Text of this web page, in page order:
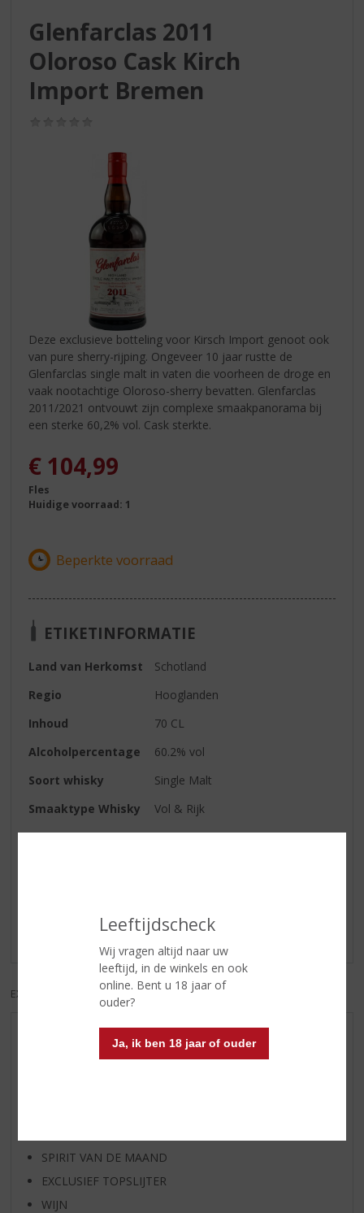
Leeftijdscheck
Wij vragen altijd naar uw
leeftijd, in de winkels en ook
online. Bent u 18 jaar of
ouder?
Ja, ik ben 18 jaar of ouder
Glenfarclas 2011
Oloroso Cask Kirch
Import Bremen
Deze exclusieve botteling voor Kirsch Import genoot ook
van pure sherry-rijping. Ongeveer 10 jaar rustte de
Glenfarclas single malt in vaten die voorheen de droge en
vaak nootachtige Oloroso-sherry bevatten. Glenfarclas
2011/2021 ontvouwt zijn complexe smaakpanorama bij
een sterke 60,2% vol. Cask sterkte.
€ 104,99
Fles
Huidige voorraad: 1
ETIKETINFORMATIE
Land van Herkomst
Schotland
Regio
Hooglanden
Inhoud
70 CL
Alcoholpercentage
60.2% vol
Soort whisky
Single Malt
Smaaktype Whisky
Vol & Rijk
Er zijn nog geen reviews geplaatst voor dit product
EXCL. BTW INCL. BTW
AANBIEDINGEN
WIJN VAN DE MAAND
SPIRIT VAN DE MAAND
EXCLUSIEF TOPSLIJTER
WIJN